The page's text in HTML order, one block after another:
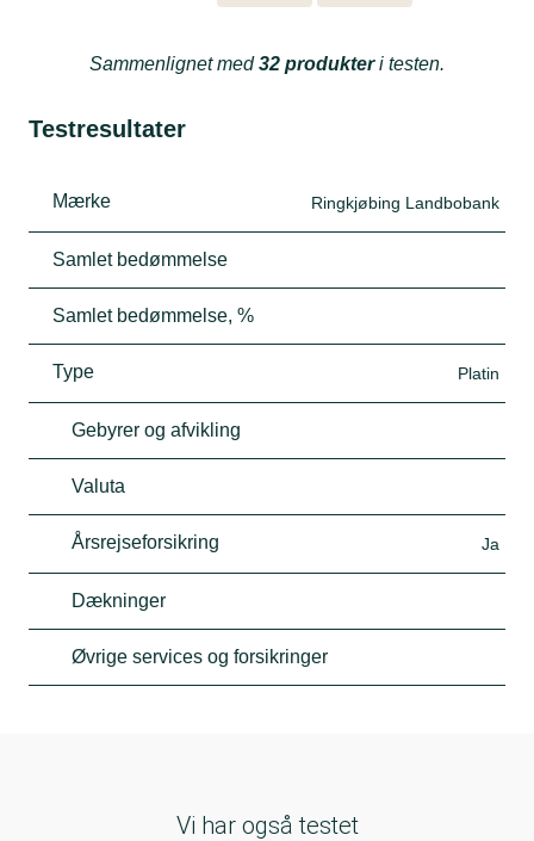
Sammenlignet med32 produkteri testen.
Testresultater
Mærke Ringkjøbing Landbobank
Samlet bedømmelse
Samlet bedømmelse, %
Type Platin
Gebyrer og afvikling
Valuta
Årsrejseforsikring Ja
Dækninger
Øvrige services og forsikringer
Vi har også testet